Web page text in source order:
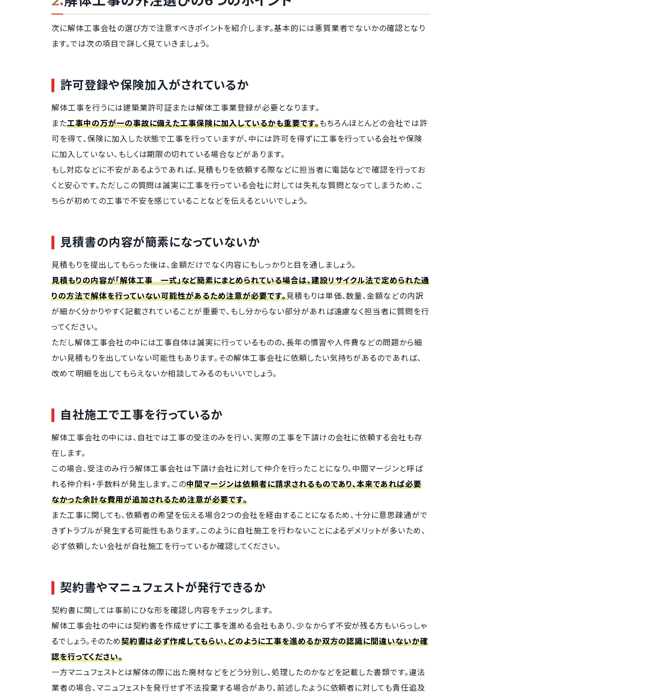
次に解体工事会社の選び方で注意すべきポイントを紹介します。基本的には悪質業者でないかの確認となり
ます。では次の項目で詳しく見ていきましょう。
許可登録や保険加入がされているか
解体工事を行うには建築業許可証または解体工事業登録が必要となります。
また工事中の万が一の事故に備えた工事保険に加入しているかも重要です。もちろんほとんどの会社では許
可を得て、保険に加入した状態で工事を行っていますが、中には許可を得ずに工事を行っている会社や保険
に加入していない、もしくは期限の切れている場合などがあります。
もし対応などに不安があるようであれば、見積もりを依頼する際などに担当者に電話などで確認を行ってお
くと安心です。ただしこの質問は誠実に工事を行っている会社に対しては失礼な質問となってしまうため、こ
ちらが初めての工事で不安を感じていることなどを伝えるといいでしょう。
見積書の内容が簡素になっていないか
見積もりを提出してもらった後は、金額だけでなく内容にもしっかりと目を通しましょう。
見積もりの内容が「解体工事 一式」など簡素にまとめられている場合は、建設リサイクル法で定められた通
りの方法で解体を行っていない可能性があるため注意が必要です。見積もりは単価、数量、金額などの内訳
が細かく分かりやすく記載されていることが重要で、もし分からない部分があれば遠慮なく担当者に質問を行
ってください。
ただし解体工事会社の中には工事自体は誠実に行っているものの、長年の慣習や人件費などの問題から細
かい見積もりを出していない可能性もあります。その解体工事会社に依頼したい気持ちがあるのであれば、
改めて明細を出してもらえないか相談してみるのもいいでしょう。
自社施工で工事を行っているか
解体工事会社の中には、自社では工事の受注のみを行い、実際の工事を下請けの会社に依頼する会社も存
在します。
この場合、受注のみ行う解体工事会社は下請け会社に対して仲介を行ったことになり、中間マージンと呼ば
れる仲介料・手数料が発生します。この中間マージンは依頼者に請求されるものであり、本来であれば必要
なかった余計な費用が追加されるため注意が必要です。
また工事に関しても、依頼者の希望を伝える場合2つの会社を経由することになるため、十分に意思疎通がで
きずトラブルが発生する可能性もあります。このように自社施工を行わないことによるデメリットが多いため、
必ず依頼したい会社が自社施工を行っているか確認してください。
契約書やマニュフェストが発行できるか
契約書に関しては事前にひな形を確認し内容をチェックします。
解体工事会社の中には契約書を作成せずに工事を進める会社もあり、少なからず不安が残る方もいらっしゃ
るでしょう。そのため契約書は必ず作成してもらい、どのように工事を進めるか双方の認識に間違いないか確
認を行ってください。
一方マニュフェストとは解体の際に出た廃材などをどう分別し、処理したのかなどを記載した書類です。違法
業者の場合、マニュフェストを発行せず不法投棄する場合があり、前述したように依頼者に対しても責任追及